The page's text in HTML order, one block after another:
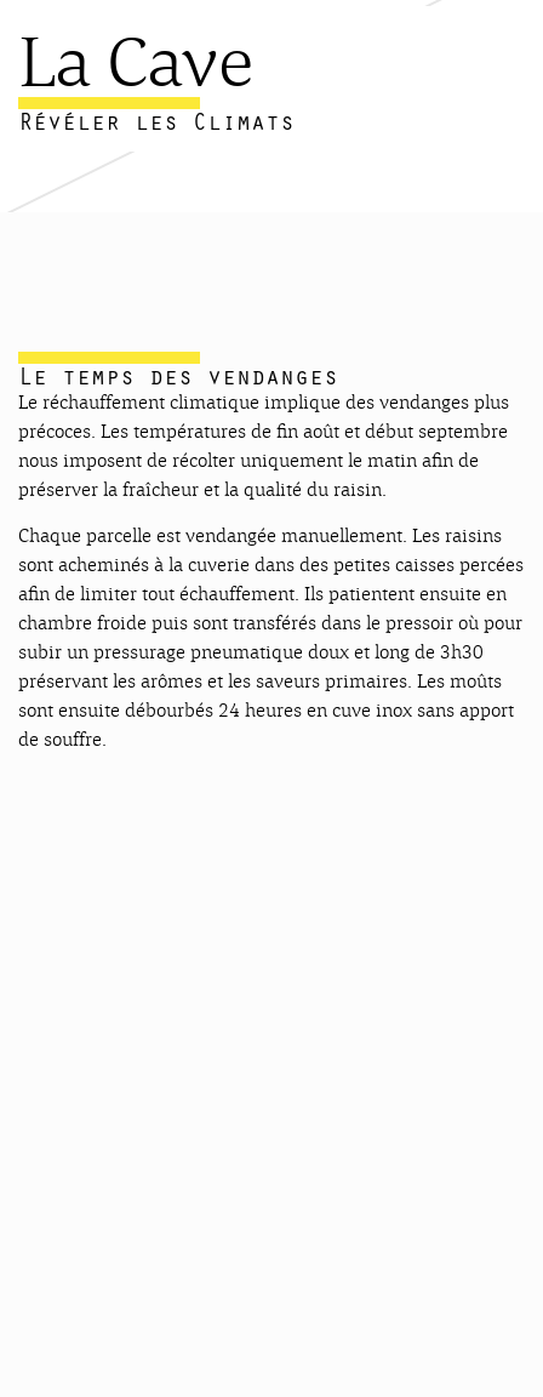
La Cave
Révéler les Climats
Le temps des vendanges
Le réchauffement climatique implique des vendanges plus
précoces. Les températures de fin août et début septembre
nous imposent de récolter uniquement le matin afin de
préserver la fraîcheur et la qualité du raisin.
Chaque parcelle est vendangée manuellement. Les raisins
sont acheminés à la cuverie dans des petites caisses percées
afin de limiter tout échauffement. Ils patientent ensuite en
chambre froide puis sont transférés dans le pressoir où pour
subir un pressurage pneumatique doux et long de 3h30
préservant les arômes et les saveurs primaires. Les moûts
sont ensuite débourbés 24 heures en cuve inox sans apport
de souffre.